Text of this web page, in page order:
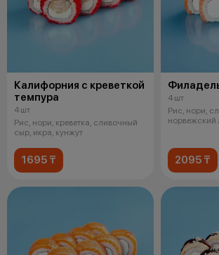
Калифорния с креветкой
темпура
4 шт
Рис, нори, креветка, сливочный
сыр, икра, кунжут
1695 ₸
4 шт
Рис, нори,
норвежский
2095 ₸